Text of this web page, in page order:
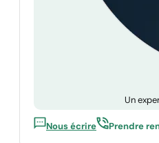
Un
Nous écrire Prendre